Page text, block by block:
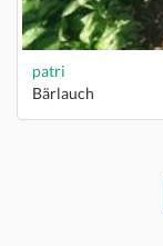
patri
Bärlauch